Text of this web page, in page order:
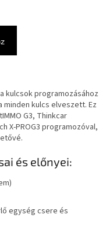
kulcsok programozásához
minden kulcs elveszett. Ez
G3, Thinkcar
X-PROG3 programozóval,
és előnyei:
egység csere és